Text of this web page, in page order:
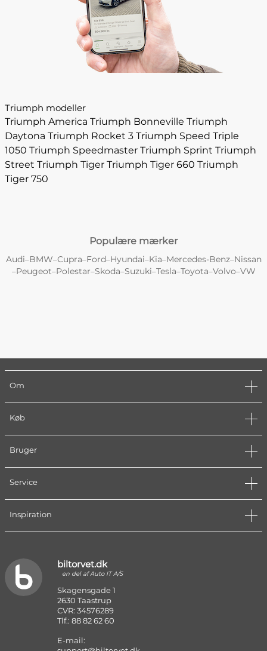
Triumph modeller
Triumph America Triumph Bonneville Triumph
Daytona Triumph Rocket 3 Triumph Speed Triple
1050 Triumph Speedmaster Triumph Sprint Triumph
Street Triumph Tiger Triumph Tiger 660 Triumph
Tiger 750
Populære mærker
Audi–BMW–Cupra–Ford–Hyundai–Kia–Mercedes-Benz–Nissan
–Peugeot–Polestar–Skoda–Suzuki–Tesla–Toyota–Volvo–VW
Om
Køb
Bruger
Service
Inspiration
biltorvet.dk
en del af Auto IT A/S
Skagensgade 1
2630 Taastrup
CVR: 34576289
Tlf.: 88 82 62 60
E-mail: